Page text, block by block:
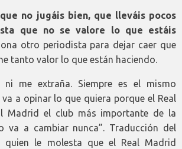
no jugáis bien, que lleváis pocos
que no se valore lo que estáis
otro periodista para dejar caer que
tanto valor lo que están haciendo.
ni me extraña. Siempre es el mismo
va a opinar lo que quiera porque el Real
Madrid el club más importante de la
va a cambiar nunca”. Traducción del
quien le molesta que el Real Madrid